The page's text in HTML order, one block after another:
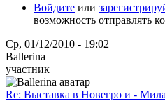
Войдите или
возможность отправлять
Ср, 01/12/2010 - 19:02
Ballerina
участник
Re: Выставка в Новегро и -